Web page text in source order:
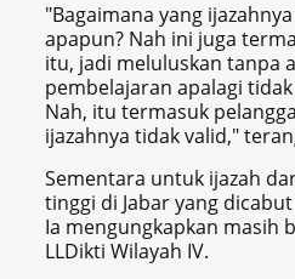
"Bagaimana yang
apapun? Nah ini juga
itu, jadi meluluskan tanpa
pembelajaran apalagi
Nah, itu termasuk
ijazahnya tidak valid,"
Sementara untuk ijazah
tinggi di Jabar yang
Ia mengungkapkan masih
LLDikti Wilayah IV.